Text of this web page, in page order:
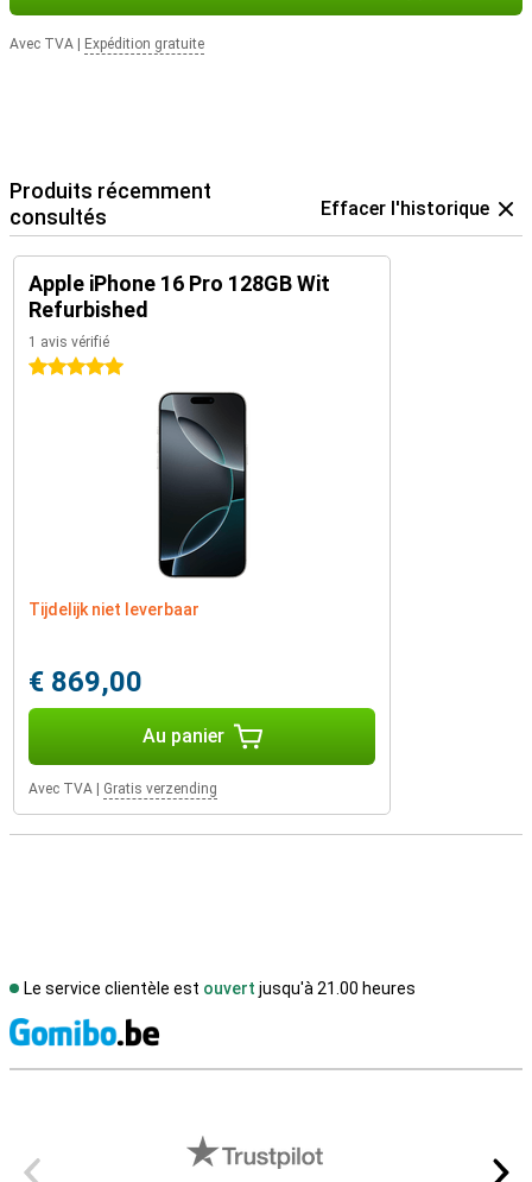
pour suivre et optimiser votre santé. Ou associez votre appareil
aux Airpods d'Apple. Ainsi, il vous sera plus facile de passer de
l'écoute de votre musique préférée à la prise d'un appel.
Avec TVA Expédition gratuite
Produits récemment
consultés
Effacer l'historique
Apple iPhone 16 Pro 128GB Wit
Refurbished
1 avis vérifié
5 étoiles
Tijdelijk niet leverbaar
€ 869,00
Au panier
Avec TVA Gratis verzending
Le service clientèle est ouvert jusqu'à 21.00 heures